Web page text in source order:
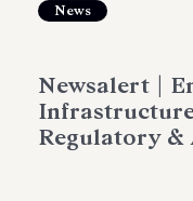
News
Newsalert |
Regulatory &